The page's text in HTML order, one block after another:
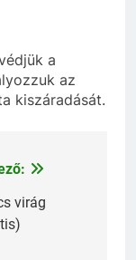
a
az
kiszáradását.
virág